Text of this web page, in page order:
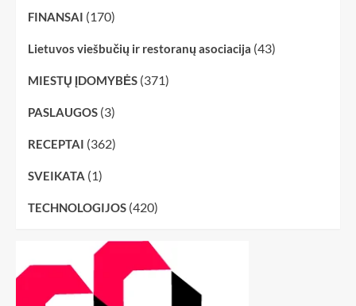
FINANSAI (170)
Lietuvos viešbučių ir restoranų asociacija (43)
MIESTŲ ĮDOMYBĖS (371)
PASLAUGOS (3)
RECEPTAI (362)
SVEIKATA (1)
TECHNOLOGIJOS (420)